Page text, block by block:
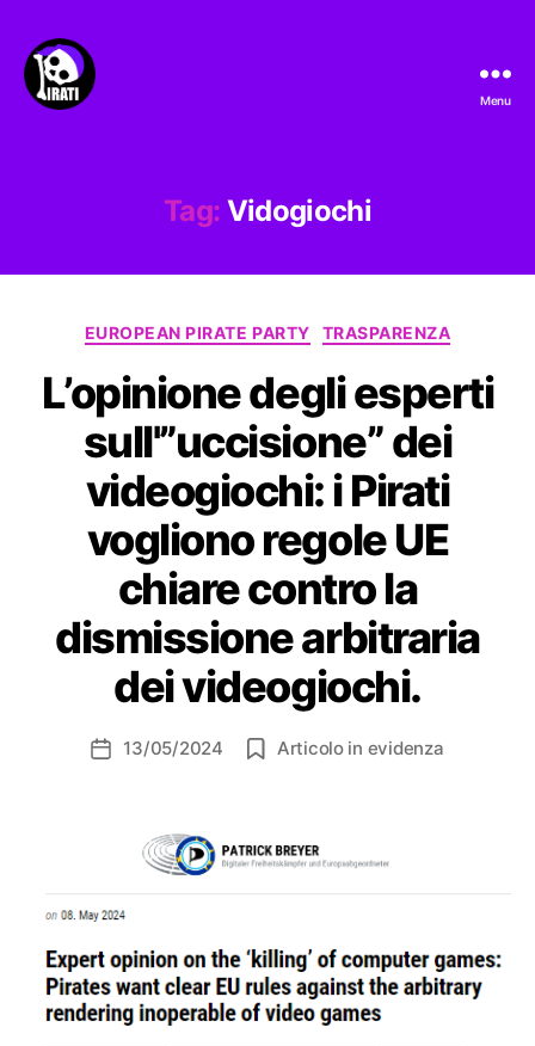
Menu
Tag: Vidogiochi
Categorie
EUROPEAN PIRATE PARTY TRASPARENZA
L’opinione degli esperti
sull'”uccisione” dei
videogiochi: i Pirati
vogliono regole UE
chiare contro la
dismissione arbitraria
dei videogiochi.
Data13/05/2024 Articolo in evidenza